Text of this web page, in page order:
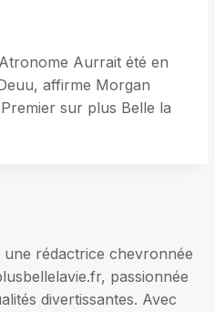
Aurrait été en
affirme Morgan
sur plus Belle la
une rédactrice chevronnée
passionnée
divertissantes. Avec